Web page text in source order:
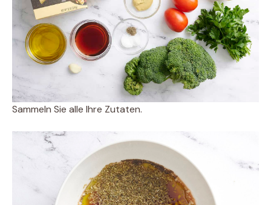
Sammeln Sie alle Ihre Zutaten.